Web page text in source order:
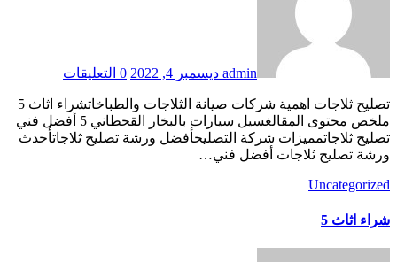
admin ديسمبر 4, 2022 0 التعليقات
تصليح ثلاجات اهمية شركات صيانة الثلاجات والطباخاتشراء اثاث 5
ملخص محتوى المقالغسيل سيارات بالبخار القحطاني 5 أفضل فني
تصليح ثلاجاتمميزات شركة التصليحأفضل ورشة تصليح ثلاجاتأحدث
ورشة تصليح ثلاجات أفضل فني…
Uncategorized
شراء اثاث 5